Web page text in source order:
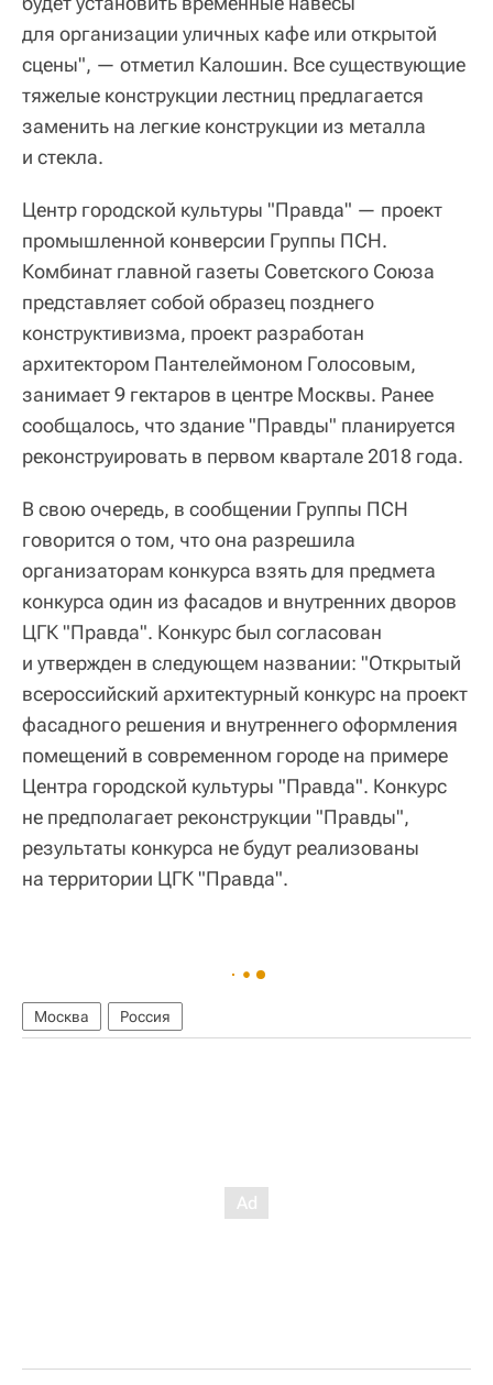
для организации уличных кафе или открытой
сцены", — отметил Калошин. Все существующие
тяжелые конструкции лестниц предлагается
заменить на легкие конструкции из металла
и стекла.
Центр городской культуры "Правда" — проект
промышленной конверсии Группы ПСН.
Комбинат главной газеты Советского Союза
представляет собой образец позднего
конструктивизма, проект разработан
архитектором Пантелеймоном Голосовым,
занимает 9 гектаров в центре Москвы. Ранее
сообщалось, что здание "Правды" планируется
реконструировать в первом квартале 2018 года.
В свою очередь, в сообщении Группы ПСН
говорится о том, что она разрешила
организаторам конкурса взять для предмета
конкурса один из фасадов и внутренних дворов
ЦГК "Правда". Конкурс был согласован
и утвержден в следующем названии: "Открытый
всероссийский архитектурный конкурс на проект
фасадного решения и внутреннего оформления
помещений в современном городе на примере
Центра городской культуры "Правда". Конкурс
не предполагает реконструкции "Правды",
результаты конкурса не будут реализованы
на территории ЦГК "Правда".
Москва Россия